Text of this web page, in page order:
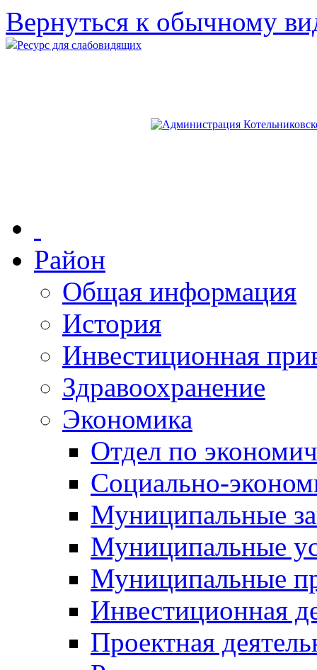
Вернуться к обычному
Ресурс для слабовидящих
Район
Общая информация
История
Инвестиционная
Здравоохранение
Экономика
Отдел по
Социально-
Муниципальные
Муниципальные
Муниципальные
Инвестиционная
Проектная